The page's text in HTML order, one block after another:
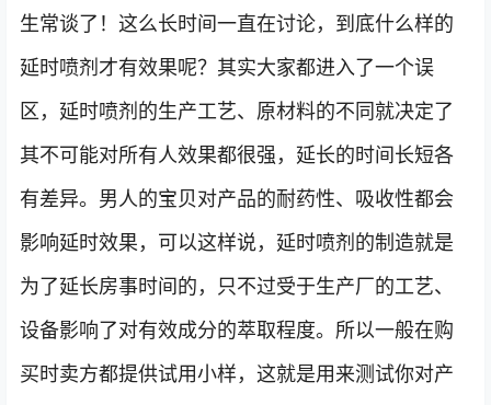
生常谈了！这么长时间一直在讨论，到底什么样的
延时喷剂才有效果呢？其实大家都进入了一个误
区，延时喷剂的生产工艺、原材料的不同就决定了
其不可能对所有人效果都很强，延长的时间长短各
有差异。男人的宝贝对产品的耐药性、吸收性都会
影响延时效果，可以这样说，延时喷剂的制造就是
为了延长房事时间的，只不过受于生产厂的工艺、
设备影响了对有效成分的萃取程度。所以一般在购
买时卖方都提供试用小样，这就是用来测试你对产